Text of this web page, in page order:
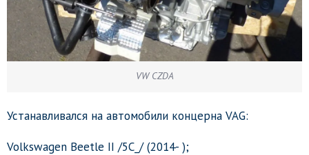
VW CZDA
Устанавливался на автомобили концерна VAG:
Volkswagen Beetle II /5C_/ (2014- );